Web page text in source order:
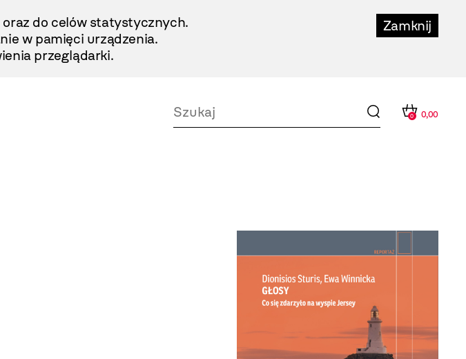
Zamknij
do celów statystycznych.
w pamięci urządzenia.
przeglądarki.
0 0,00